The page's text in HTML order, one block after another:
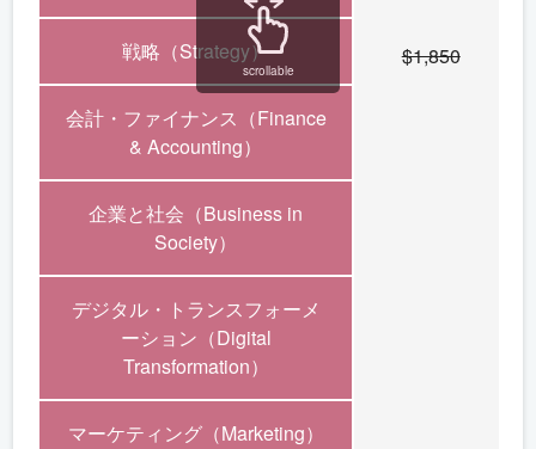
$1,850
戦略（Strategy）
会計・ファイナンス（Finance
& Accounting）
企業と社会（Business in
Society）
デジタル・トランスフォーメ
ーション（Digital
Transformation）
マーケティング（Marketing）
scrollable